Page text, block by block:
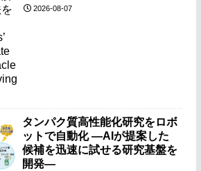
eliminate a major obstacle to
2026-08-07
タンパク質高性能化研究をロボ
ットで自動化 ―AIが提案した
候補を迅速に試せる研究基盤を
開発―